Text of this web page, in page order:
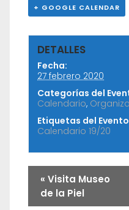
+ GOOGLE CALENDAR
DETALLES
Fecha:
27 febrero 2020
Categorías del
Calendario,
Etiquetas del
Calendario 19/20
« Visita Museo
de la Piel